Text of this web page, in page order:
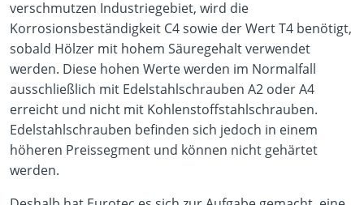
verschmutzen Industriegebiet, wird die
Korrosionsbeständigkeit C4 sowie der Wert T4 benötigt,
sobald Hölzer mit hohem Säuregehalt verwendet
werden. Diese hohen Werte werden im Normalfall
ausschließlich mit Edelstahlschrauben A2 oder A4
erreicht und nicht mit Kohlenstoffstahlschrauben.
Edelstahlschrauben befinden sich jedoch in einem
höheren Preissegment und können nicht gehärtet
werden.